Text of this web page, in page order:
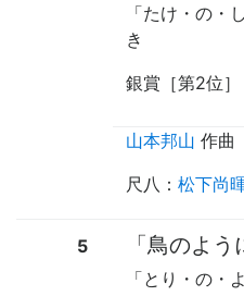
「たけ・の・
き
銀賞［第2位］
山本邦山 作曲
尺八 ： 松下尚
5 「鳥のよう
「とり・の・